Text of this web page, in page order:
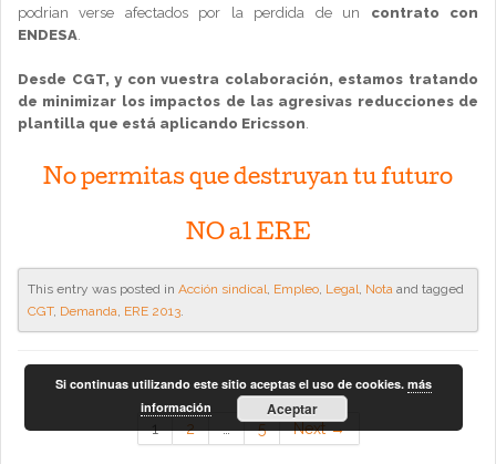
podrian verse afectados por la perdida de un contrato con
ENDESA.
Desde CGT, y con vuestra colaboración, estamos tratando
de minimizar los impactos de las agresivas reducciones de
plantilla que está aplicando Ericsson.
No permitas que destruyan tu futuro
NO al ERE
This entry was posted in Acción sindical, Empleo, Legal, Nota and tagged
CGT, Demanda, ERE 2013.
1 2 … 5 Next →
Si continuas utilizando este sitio aceptas el uso de cookies.más
información
Aceptar